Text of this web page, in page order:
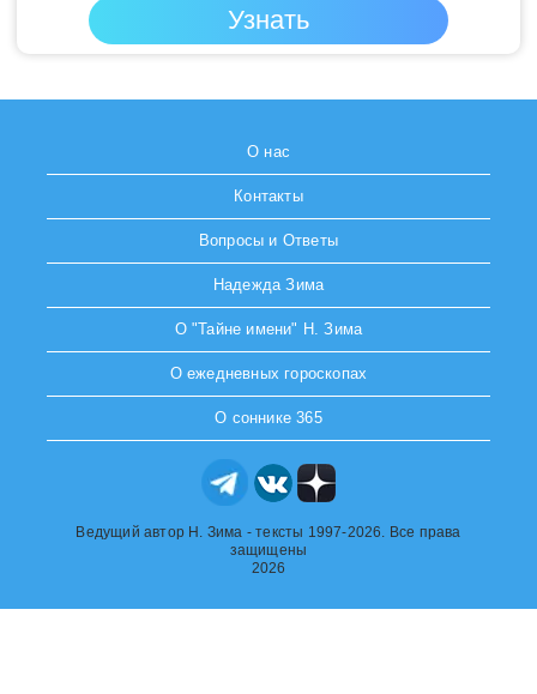
О нас
Контакты
Вопросы и Ответы
Надежда Зима
О "Тайне имени" Н. Зима
О ежедневных гороскопах
О соннике 365
Ведущий автор Н. Зима - тексты 1997-2026. Все права
защищены
2026